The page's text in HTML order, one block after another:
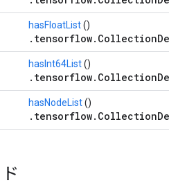
hasFloatList()
hasInt64List()
hasNodeList()